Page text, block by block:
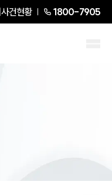
건현황 1800-7905